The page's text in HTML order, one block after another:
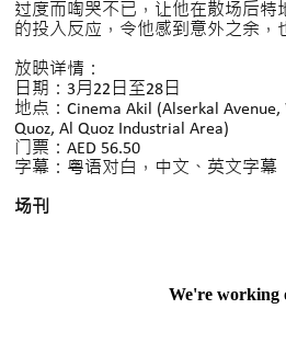
过度而啕哭不已，让他在散场后特
的投入反应，令他感到意外之余，
放映详情：
日期：3月22日至28日
地点：Cinema Akil (Alserkal Avenue,
Quoz, Al Quoz Industrial Area)
门票：AED 56.50
字幕：粤语对白，中文、英文字幕
场刊